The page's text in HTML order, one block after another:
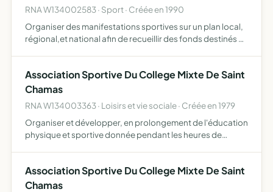
RNA W134002583 · Sport · Créée en 1990
Organiser des manifestations sportives sur un plan local,
régional,et national afin de recueillir des fonds destinés à
Association Sportive Du College Mixte De Saint
Chamas
RNA W134003363 · Loisirs et vie sociale · Créée en 1979
Organiser et développer, en prolongement de l'éducation
physique et sportive donnée pendant les heures de
Association Sportive Du College Mixte De Saint
Chamas